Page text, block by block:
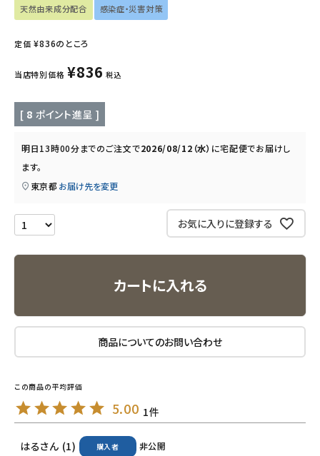
キッチン用品
フード・ドリンク
定期購入
エコメイト
ナチュラプラス
アルマウィン
天然由来成分配合 感染症・災害対策
定価 ¥836のところ
当店特別価格 ¥836 税込
[ 8 ポイント進呈 ]
明日13時00分までのご注文で2026/08/12（水） に宅配便でお届けし
ます。
東京都 お届け先を変更
お気に入りに登録する
カートに入れる
商品についてのお問い合わせ
5.00 1
はる 1 購入者
非公開